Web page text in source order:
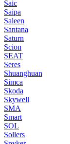
Saic
Saipa
Saleen
Santana
Saturn
Scion
SEAT
Seres
Shuanghuan
Simca
Skoda
Skywell
SMA
Smart
SOL
Sollers